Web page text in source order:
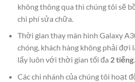
không thông qua thì chúng tôi sẽ
chi phí sửa chữa.
Thời gian thay màn hình Galaxy
chóng, khách hàng không phải đợi
lấy luôn với thời gian tối đa 2 tiếng.
Các chi nhánh của chúng tôi hoạt